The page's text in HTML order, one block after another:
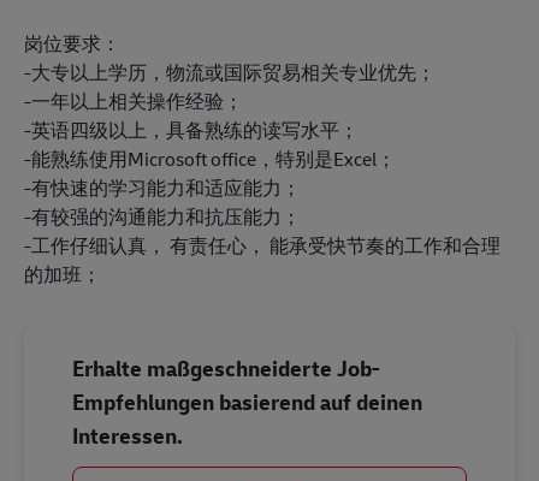
岗位要求：
-大专以上学历，物流或国际贸易相关专业优先；
-一年以上相关操作经验；
-英语四级以上，具备熟练的读写水平；
-能熟练使用Microsoft office，特别是Excel；
-有快速的学习能力和适应能力；
-有较强的沟通能力和抗压能力；
-工作仔细认真， 有责任心， 能承受快节奏的工作和合理
的加班；
Erhalte maßgeschneiderte Job-
Empfehlungen basierend auf deinen
Interessen.